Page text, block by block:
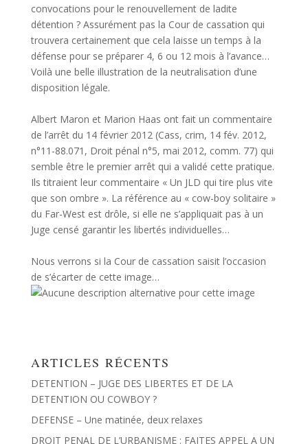
convocations pour le renouvellement de ladite
détention ? Assurément pas la Cour de cassation qui
trouvera certainement que cela laisse un temps à la
défense pour se préparer 4, 6 ou 12 mois à l’avance…
Voilà une belle illustration de la neutralisation d’une
disposition légale.
Albert Maron et Marion Haas ont fait un commentaire
de l’arrêt du 14 février 2012 (Cass, crim, 14 fév. 2012,
n°11-88.071, Droit pénal n°5, mai 2012, comm. 77) qui
semble être le premier arrêt qui a validé cette pratique.
Ils titraient leur commentaire « Un JLD qui tire plus vite
que son ombre ». La référence au « cow-boy solitaire »
du Far-West est drôle, si elle ne s’appliquait pas à un
Juge censé garantir les libertés individuelles…
Nous verrons si la Cour de cassation saisit l’occasion
de s’écarter de cette image…
ARTICLES RÉCENTS
DETENTION – JUGE DES LIBERTES ET DE LA
DETENTION OU COWBOY ?
DEFENSE – Une matinée, deux relaxes
DROIT PENAL DE L’URBANISME : FAITES APPEL A UN